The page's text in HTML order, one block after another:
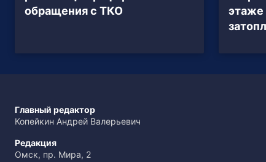
обращения с ТКО
этаже
Главный редактор
Копейкин Андрей Валерьевич
Редакция
Омск, пр. Мира, 2